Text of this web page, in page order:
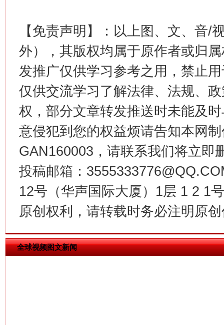
【免责声明】：以上图、文、音/
外），其版权均属于原作者或归
发推广仅供学习参考之用，禁止
仅供交流学习了解法律、法规、
权，部分文章转发推送时未能及
意侵犯到您的权益烦请告知本网
GAN160003，请联系我们将立即
投稿邮箱：
12号（华声国际大厦）1层 1 2 1
原创权利，请转载时务必注明原
全球视频图文新闻
“刷贴”乱象丛生
生
揭批美国五大"原罪"